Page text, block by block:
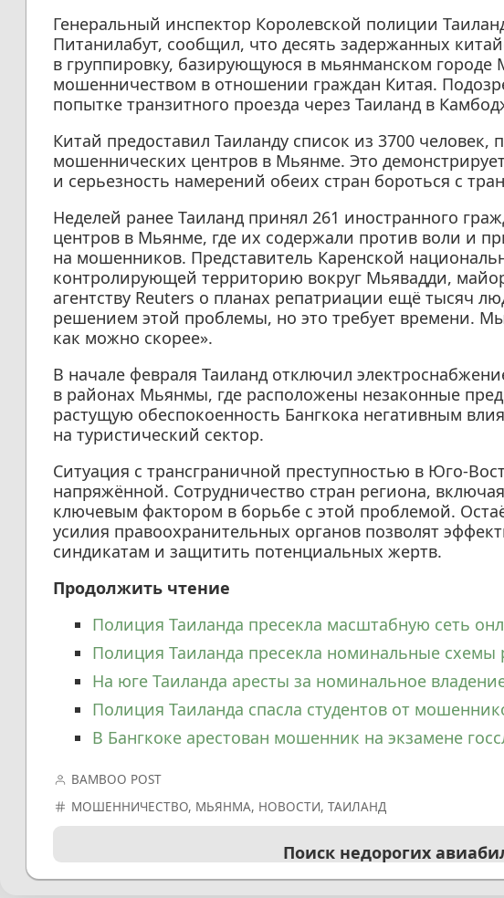
Генеральный инспектор Королевской полиции
Питанилабут, сообщил, что десять задержанных
в группировку, базирующуюся в мьянманском
мошенничеством в отношении граждан Китая.
попытке транзитного проезда через Таиланд в
Китай предоставил Таиланду список из 3700 человек,
мошеннических центров в Мьянме. Это
и серьезность намерений обеих стран бороться с
Неделей ранее Таиланд принял 261 иностранного
центров в Мьянме, где их содержали против воли и
на мошенников. Представитель Каренской
контролирующей территорию вокруг Мьявадди,
агентству Reuters о планах репатриации ещё тысяч
решением этой проблемы, но это требует времени.
как можно скорее».
В начале февраля Таиланд отключил
в районах Мьянмы, где расположены незаконные
растущую обеспокоенность Бангкока негативным
на туристический сектор.
Ситуация с трансграничной преступностью в Юго-
напряжённой. Сотрудничество стран региона,
ключевым фактором в борьбе с этой проблемой.
усилия правоохранительных органов позволят
синдикатам и защитить потенциальных жертв.
Продолжить чтение
Полиция Таиланда пресекла масштабную сеть
Полиция Таиланда пресекла номинальные схемы
На юге Таиланда аресты за номинальное
Полиция Таиланда спасла студентов от
В Бангкоке арестован мошенник на экзамене
BAMBOO POST
МОШЕННИЧЕСТВО, МЬЯНМА, НОВОСТИ,ТАИЛАНД
Поиск недорогих